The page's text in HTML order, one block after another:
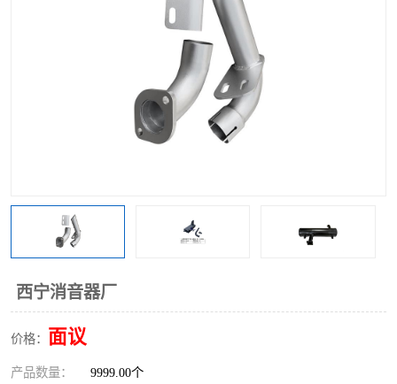
西宁消音器厂
价格： 面议
产品数量： 9999.00个